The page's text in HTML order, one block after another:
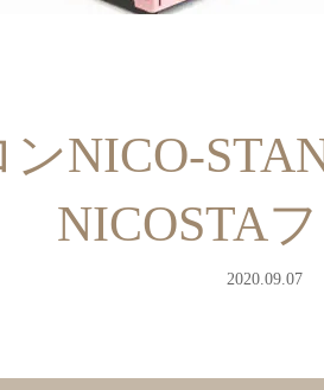
NICO-
NICOSTA
2020.09.07